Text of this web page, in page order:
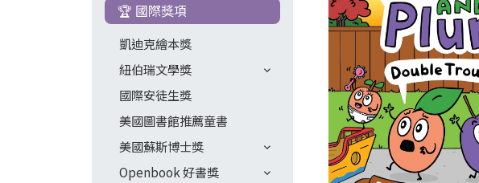
🏆 國際獎項
凱迪克繪本獎
紐伯瑞文學獎
國際安徒生獎
美國圖書館推薦童書
美國蘇斯博士獎
Openbook 好書獎